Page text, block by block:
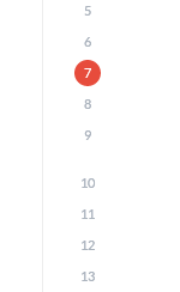
5
6
7
8
9
10
11
12
13